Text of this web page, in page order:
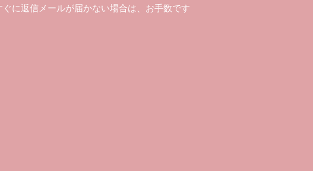
に返信メールが届かない場合は、お手数です